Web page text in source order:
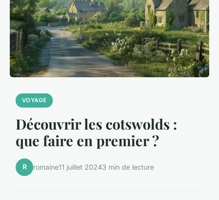
VOYAGE
Découvrir les cotswolds :
que faire en premier ?
R romaine11 juillet 20243 min de lecture